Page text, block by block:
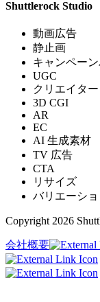
Shuttlerock Studio
動画広告
静止画
キャンペー
UGC
クリエイター
3D CGI
AR
EC
AI 生成素材
TV 広告
CTA
リサイズ
バリエーショ
Copyright 2026
会社概要